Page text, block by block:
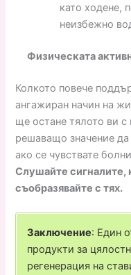
като ходене,
неизбежно
Физическата
Колкото повече
ангажиран начин на
ще остане тялото ви
решаващо значение да
ако се чувствате
Слушайте сигналите,
съобразявайте с тях.
Заключение: Един
продукти за
регенерация на